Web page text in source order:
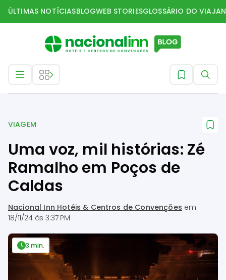
ÚLTIMAS NOTÍCIASBLOGWEB STORIESGLOSSÁRIO DO
VIAGEM
Uma voz, mil histórias: Zé
Ramalho em Poços de
Caldas
Nacional Inn Hotéis & Centros de Convenções em
18/11/24 às 3:37 PM
3 min.